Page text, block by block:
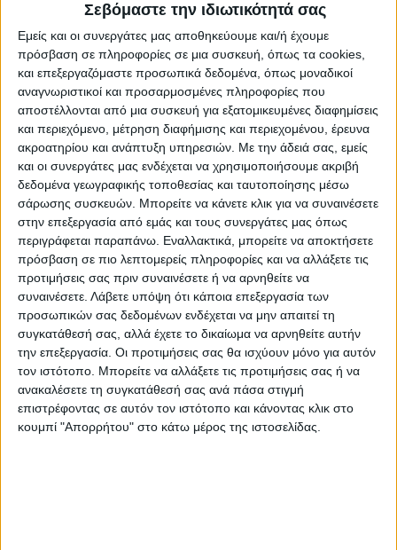
Σεβόμαστε την ιδιωτικότητά σας
Εμείς και οι συνεργάτες μας αποθηκεύουμε και/ή έχουμε
πρόσβαση σε πληροφορίες σε μια συσκευή, όπως τα cookies,
και επεξεργαζόμαστε προσωπικά δεδομένα, όπως μοναδικοί
αναγνωριστικοί και προσαρμοσμένες πληροφορίες που
αποστέλλονται από μια συσκευή για εξατομικευμένες διαφημίσεις
και περιεχόμενο, μέτρηση διαφήμισης και περιεχομένου, έρευνα
ακροατηρίου και ανάπτυξη υπηρεσιών. Με την άδειά σας, εμείς
και οι συνεργάτες μας ενδέχεται να χρησιμοποιήσουμε ακριβή
δεδομένα γεωγραφικής τοποθεσίας και ταυτοποίησης μέσω
σάρωσης συσκευών. Μπορείτε να κάνετε κλικ για να συναινέσετε
στην επεξεργασία από εμάς και τους συνεργάτες μας όπως
περιγράφεται παραπάνω. Εναλλακτικά, μπορείτε να αποκτήσετε
πρόσβαση σε πιο λεπτομερείς πληροφορίες και να αλλάξετε τις
προτιμήσεις σας πριν συναινέσετε ή να αρνηθείτε να
συναινέσετε. Λάβετε υπόψη ότι κάποια επεξεργασία των
προσωπικών σας δεδομένων ενδέχεται να μην απαιτεί τη
συγκατάθεσή σας, αλλά έχετε το δικαίωμα να αρνηθείτε αυτήν
την επεξεργασία. Οι προτιμήσεις σας θα ισχύουν μόνο για αυτόν
τον ιστότοπο. Μπορείτε να αλλάξετε τις προτιμήσεις σας ή να
ανακαλέσετε τη συγκατάθεσή σας ανά πάσα στιγμή
επιστρέφοντας σε αυτόν τον ιστότοπο και κάνοντας κλικ στο
κουμπί "Απορρήτου" στο κάτω μέρος της ιστοσελίδας.
Ο ΑΟΚ διαθέτει την τρέχουσα περίοδο έναν
από τους καλύτερους πορτιέρο τα τελευταία
χρόνια στο τοπικό πρωτάθλημα.
Ωστόσο στις τελευταίες ημέρες της
μεταγραφικής περιόδου προχώρησε σε μία
ακόμη προσθήκη.
Μάλιστα ο Χρήστος Μπατζιάς του έδωσε την
ευκαιρία να αγωνιστεί στο τελευταίο προ της
διακοπής ματς πρωταθλήματος .
Τελευταίες Ειδήσεις Σήμερα
Ακολούθησε την εφημερίδα ΝΕΟΣ
ΑΓΩΝ στο Google News!
Όλες οι εξελίξεις στην περιοχή της
Καρδίτσας και ευρύτερα της Θεσσαλίας
ΠΡΟΗΓΟΥΜΕΝΟ ΑΡΘΡΟ ΕΠΟΜΕΝΟ ΑΡΘΡΟ